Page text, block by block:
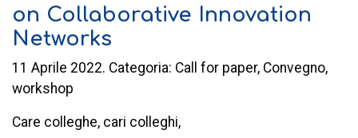
on Collaborative Innovation
Networks
11 Aprile 2022. Categoria: Call for paper, Convegno,
workshop
Care colleghe, cari colleghi,